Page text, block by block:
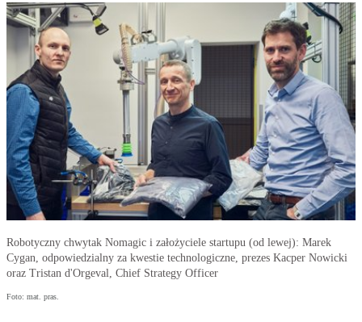
Robotyczny chwytak Nomagic i założyciele startupu (od lewej): Marek
Cygan, odpowiedzialny za kwestie technologiczne, prezes Kacper Nowicki
oraz Tristan d'Orgeval, Chief Strategy Officer
Foto: mat. pras.